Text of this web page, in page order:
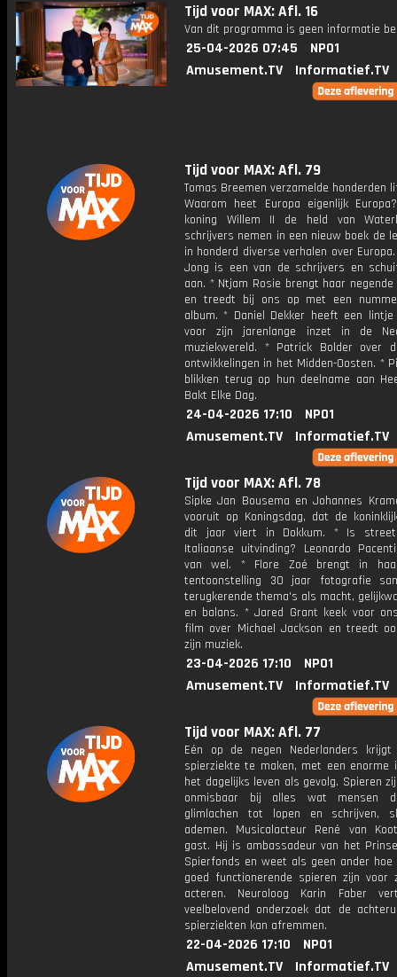
Tijd voor MAX: Afl. 16
Van dit programma is geen informatie
25-04-2026 07:45
NPO1
Amusement.TV
Informatief.TV
Tijd voor MAX: Afl. 79
Tomas Breemen verzamelde honderden
Waarom heet Europa eigenlijk
koning Willem II de held van
schrijvers nemen in een nieuw boek de
in honderd diverse verhalen over
Jong is een van de schrijvers en
aan. * Ntjam Rosie brengt haar
en treedt bij ons op met een
album. * Daniel Dekker heeft een lintje
voor zijn jarenlange inzet in de
muziekwereld. * Patrick Bolder over
ontwikkelingen in het Midden-Oosten. *
blikken terug op hun deelname aan
Bakt Elke Dag.
24-04-2026 17:10
NPO1
Amusement.TV
Informatief.TV
Tijd voor MAX: Afl. 78
Sipke Jan Bousema en Johannes
vooruit op Koningsdag, dat de
dit jaar viert in Dokkum. * Is
Italiaanse uitvinding? Leonardo
van wel. * Flore Zoé brengt in
tentoonstelling 30 jaar fotografie
terugkerende thema's als macht,
en balans. * Jared Grant keek voor
film over Michael Jackson en treedt
zijn muziek.
23-04-2026 17:10
NPO1
Amusement.TV
Informatief.TV
Tijd voor MAX: Afl. 77
Eén op de negen Nederlanders
spierziekte te maken, met een enorme
het dagelijks leven als gevolg. Spieren
onmisbaar bij alles wat mensen
glimlachen tot lopen en schrijven,
ademen. Musicalacteur René van
gast. Hij is ambassadeur van het
Spierfonds en weet als geen ander hoe
goed functionerende spieren zijn voor
acteren. Neuroloog Karin Faber
veelbelovend onderzoek dat de
spierziekten kan afremmen.
22-04-2026 17:10
NPO1
Amusement.TV
Informatief.TV